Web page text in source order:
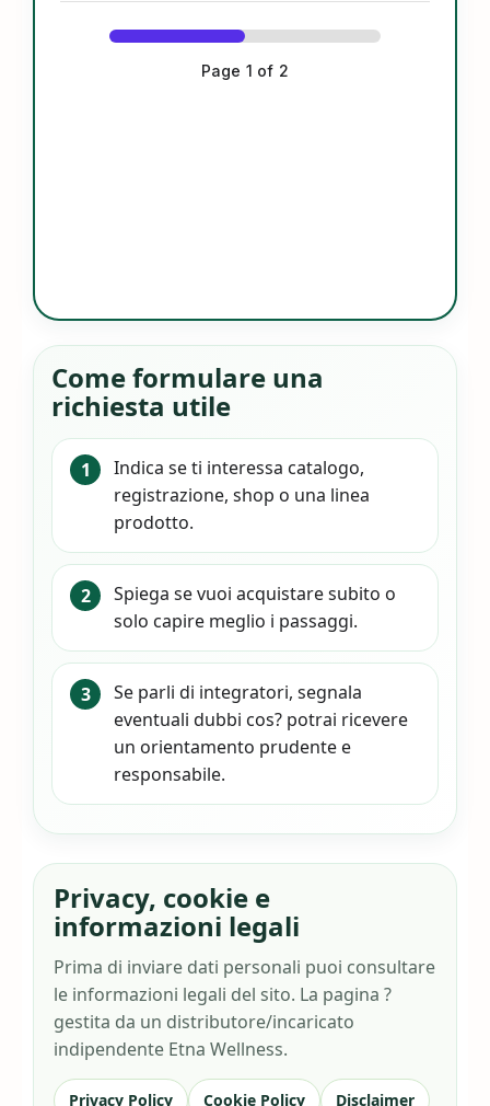
Page 1 of 2
Come formulare una
richiesta utile
Indica se ti interessa catalogo,
registrazione, shop o una linea
prodotto.
Spiega se vuoi acquistare subito o
solo capire meglio i passaggi.
Se parli di integratori, segnala
eventuali dubbi cos? potrai ricevere
un orientamento prudente e
responsabile.
Privacy, cookie e
informazioni legali
Prima di inviare dati personali puoi consultare
le informazioni legali del sito. La pagina ?
gestita da un distributore/incaricato
indipendente Etna Wellness.
Privacy Policy Cookie Policy Disclaimer